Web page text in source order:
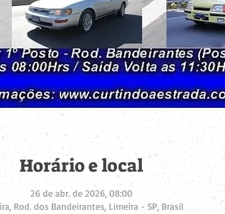
Horário e local
26 de abr. de 2026, 08:00
Rod. dos Bandeirantes, Limeira - SP, Brasil